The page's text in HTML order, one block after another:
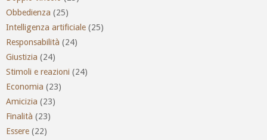
Obbedienza (25)
Intelligenza artificiale (25)
Responsabilità (24)
Giustizia (24)
Stimoli e reazioni (24)
Economia (23)
Amicizia (23)
Finalità (23)
Essere (22)